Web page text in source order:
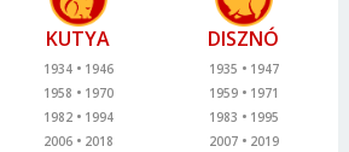
KUTYA
1934
1946
1958
1970
1982
1994
2006
2018
DISZNÓ
1935
1947
1959
1971
1983
1995
2007
2019